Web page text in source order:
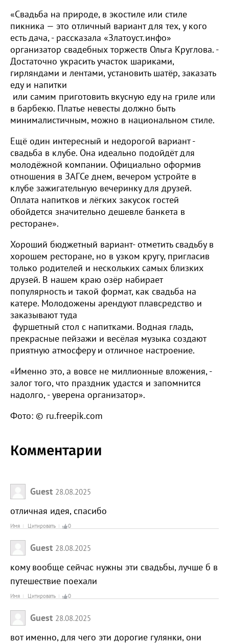
«Свадьба на природе, в экостиле или стиле
пикника — это отличный вариант для тех, у кого
есть дача, - рассказала «Златоуст.инфо»
организатор свадебных торжеств Ольга Круглова. -
Достаточно украсить участок шариками,
гирляндами и лентами, установить шатёр, заказать
еду и напитки
или самим приготовить вкусную еду на гриле или
в барбекю. Платье невесты должно быть
минималистичным, можно в национальном стиле.
Ещё один интересный и недорогой вариант -
свадьба в клубе. Она идеально подойдёт для
молодёжной компании. Официально оформив
отношения в ЗАГСе днем, вечером устройте в
клубе зажигательную вечеринку для друзей.
Оплата напитков и лёгких закусок гостей
обойдется значительно дешевле банкета в
ресторане».
Хороший бюджетный вариант- отметить свадьбу в
хорошем ресторане, но в узком кругу, пригласив
только родителей и нескольких самых близких
друзей. В нашем краю озёр набирает
популярность и такой формат, как свадьба на
катере. Молодожены арендуют плавсредство и
заказывают туда
фуршетный стол с напитками. Водная гладь,
прекрасные пейзажи и весёлая музыка создают
приятную атмосферу и отличное настроение.
«Именно это, а вовсе не миллионные вложения, -
залог того, что праздник удастся и запомнится
надолго, - уверена организатор».
Фото: © ru.freepik.com
Комментарии
Guest 28.08.2025
отличная идея, спасибо
Имя Цитировать 0
Guest 28.08.2025
кому вообще сейчас нужны эти свадьбы, лучше б в
путешествие поехали
Имя Цитировать 0
Guest 28.08.2025
вот именно, для чего эти дорогие гулянки, они